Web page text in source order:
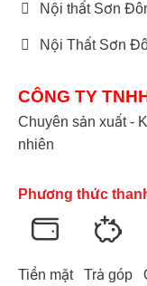
Nội thất Sơn
Nội Thất Sơn
CÔNG TY
Chuyên sản xuất -
nhiên
Phương thức
Tiền mặt Trả góp